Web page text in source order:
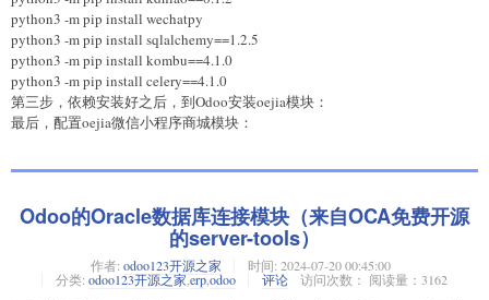
python3 -m pip install wechatpy
python3 -m pip install sqlalchemy==1.2.5
python3 -m pip install kombu==4.1.0
python3 -m pip install celery==4.1.0
第三步，依赖安装好之后，到Odoo安装oejia模块：
最后，配置oejia微信小程序商城模块：
Odoo的Oracle数据库连接模块（来自OCA免费开源
的server-tools）
作者: odoo123开源之家 时间: 2024-07-20 00:45:00
分类: odoo123开源之家 erpodoo 评论 访问次数： 阅读量：3162